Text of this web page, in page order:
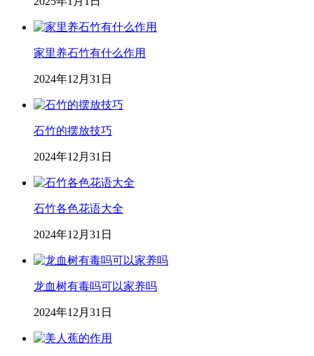
家里养石竹有什么作用
2024年12月31日
石竹的摆放技巧
2024年12月31日
石竹各色花语大全
2024年12月31日
龙血树有毒吗可以家养吗
2024年12月31日